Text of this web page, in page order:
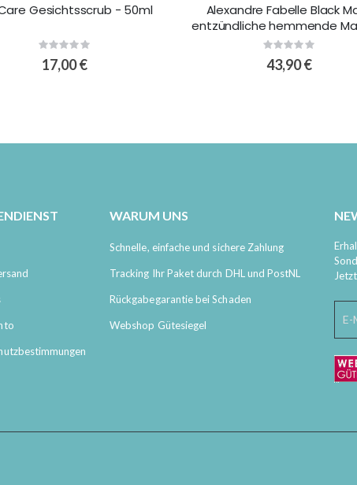
Gesichtsscrub - 50ml
Rating:
0%
17,00 €
Alexandre Fabelle Black
entzündliche hemmende
100mlRating:
0%
43,90 €
WARUM UNS
Schnelle, einfache und sichere Zahlung
Tracking Ihr Paket durch DHL und PostNL
Rückgabegarantie bei Schaden
Webshop Gütesiegel